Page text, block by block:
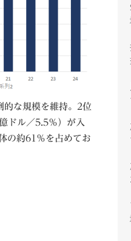
な規模を維持。2位
ドル／5.5％）が入
の約61％を占めてお